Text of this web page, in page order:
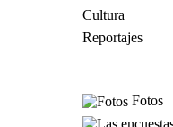
Cultura
Reportajes
Fotos